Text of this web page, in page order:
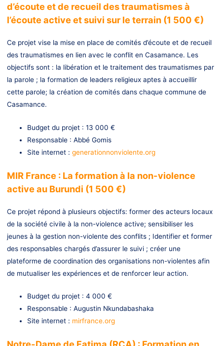
d’écoute et de recueil des traumatismes à
l’écoute active et suivi sur le terrain (1 500 €)
Ce projet vise la mise en place de comités d’écoute et de recueil
des traumatismes en lien avec le conflit en Casamance. Les
objectifs sont : la libération et le traitement des traumatismes par
la parole ; la formation de leaders religieux aptes à accueillir
cette parole; la création de comités dans chaque commune de
Casamance.
Budget du projet : 13 000 €
Responsable : Abbé Gomis
Site internet : generationnonviolente.org
MIR France : La formation à la non-violence
active au Burundi (1 500 €)
Ce projet répond à plusieurs objectifs: former des acteurs locaux
de la société civile à la non-violence active; sensibiliser les
jeunes à la gestion non-violente des conflits ; Identifier et former
des responsables chargés d’assurer le suivi ; créer une
plateforme de coordination des organisations non-violentes afin
de mutualiser les expériences et de renforcer leur action.
Budget du projet : 4 000 €
Responsable : Augustin Nkundabashaka
Site internet : mirfrance.org